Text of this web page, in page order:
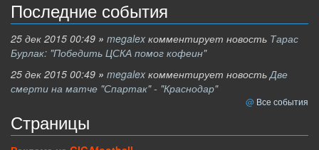
Последние события
25 дек 2015 00:49 » megalex комментирует новость Тарас
Бурлак: "Победить ЦСКА помог кофеин"
25 дек 2015 00:49 » megalex комментирует новостьДве
смерти на матче "Спартак" - "Краснодар"
Все события
Страницы